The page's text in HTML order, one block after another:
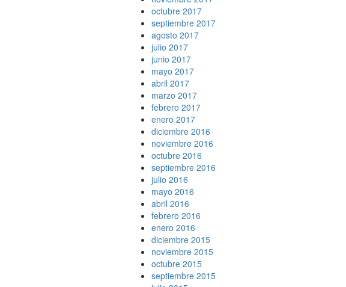
octubre 2017
septiembre 2017
agosto 2017
julio 2017
junio 2017
mayo 2017
abril 2017
marzo 2017
febrero 2017
enero 2017
diciembre 2016
noviembre 2016
octubre 2016
septiembre 2016
julio 2016
mayo 2016
abril 2016
febrero 2016
enero 2016
diciembre 2015
noviembre 2015
octubre 2015
septiembre 2015